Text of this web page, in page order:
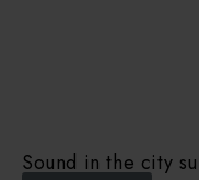
Sound in the city